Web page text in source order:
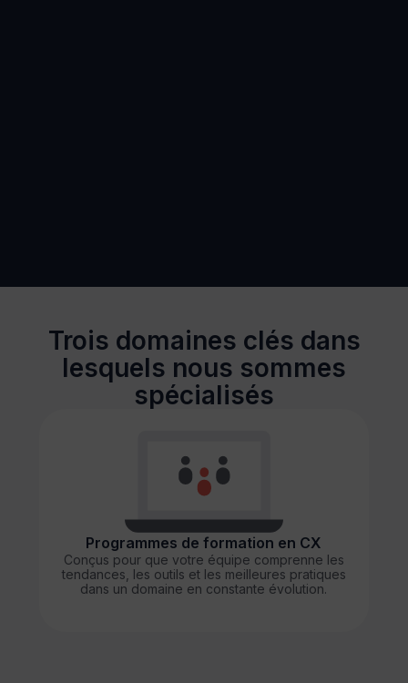
Trois domaines clés dans
lesquels nous sommes
spécialisés
Programmes de formation en CX
Conçus pour que votre équipe comprenne les
tendances, les outils et les meilleures pratiques
dans un domaine en constante évolution.